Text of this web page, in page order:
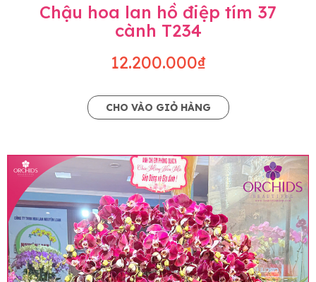
Chậu hoa lan hồ điệp tím 37
cành T234
12.200.000₫
CHO VÀO GIỎ HÀNG